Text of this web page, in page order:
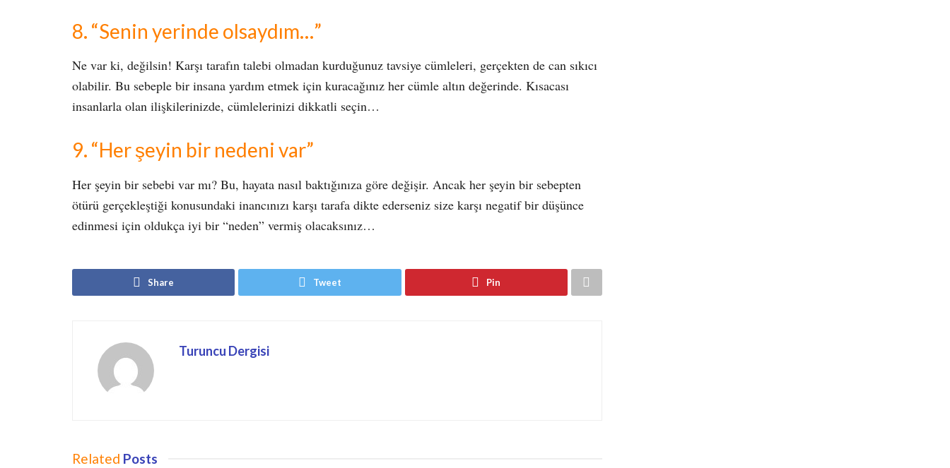
8. “Senin yerinde olsaydım…”
Ne var ki, değilsin! Karşı tarafın talebi olmadan kurduğunuz tavsiye cümleleri, gerçekten de can sıkıcı
olabilir. Bu sebeple bir insana yardım etmek için kuracağınız her cümle altın değerinde. Kısacası
insanlarla olan ilişkilerinizde, cümlelerinizi dikkatli seçin…
9. “Her şeyin bir nedeni var”
Her şeyin bir sebebi var mı? Bu, hayata nasıl baktığınıza göre değişir. Ancak her şeyin bir sebepten
ötürü gerçekleştiği konusundaki inancınızı karşı tarafa dikte ederseniz size karşı negatif bir düşünce
edinmesi için oldukça iyi bir “neden” vermiş olacaksınız…
Share Tweet Pin
Turuncu Dergisi
Related Posts